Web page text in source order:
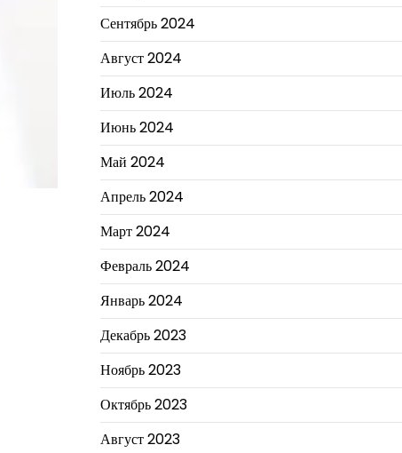
Сентябрь 2024
Август 2024
Июль 2024
Июнь 2024
Май 2024
Апрель 2024
Март 2024
Февраль 2024
Январь 2024
Декабрь 2023
Ноябрь 2023
Октябрь 2023
Август 2023